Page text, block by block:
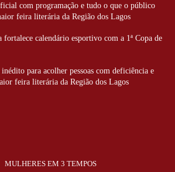
com programação e tudo o que o público
feira literária da Região dos Lagos
fortalece calendário esportivo com a 1ª Copa de
para acolher pessoas com deficiência e
feira literária da Região dos Lagos
MULHERES EM 3 TEMPOS